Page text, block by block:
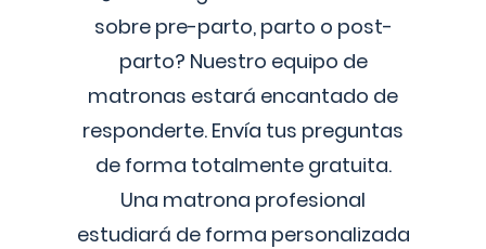
sobre pre-parto, parto o post-
parto? Nuestro equipo de
matronas estará encantado de
responderte. Envía tus preguntas
de forma totalmente gratuita.
Una matrona profesional
estudiará de forma personalizada